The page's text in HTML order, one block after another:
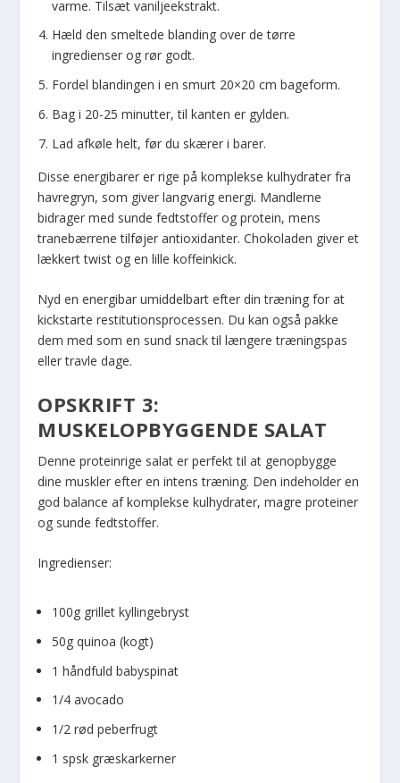
varme. Tilsæt vaniljeekstrakt.
Hæld den smeltede blanding over de tørre
ingredienser og rør godt.
Fordel blandingen i en smurt 20×20 cm bageform.
Bag i 20-25 minutter, til kanten er gylden.
Lad afkøle helt, før du skærer i barer.
Disse energibarer er rige på komplekse kulhydrater fra
havregryn, som giver langvarig energi. Mandlerne
bidrager med sunde fedtstoffer og protein, mens
tranebærrene tilføjer antioxidanter. Chokoladen giver et
lækkert twist og en lille koffeinkick.
Nyd en energibar umiddelbart efter din træning for at
kickstarte restitutionsprocessen. Du kan også pakke
dem med som en sund snack til længere træningspas
eller travle dage.
OPSKRIFT 3:
MUSKELOPBYGGENDE SALAT
Denne proteinrige salat er perfekt til at genopbygge
dine muskler efter en intens træning. Den indeholder en
god balance af komplekse kulhydrater, magre proteiner
og sunde fedtstoffer.
Ingredienser:
100g grillet kyllingebryst
50g quinoa (kogt)
1 håndfuld babyspinat
1/4 avocado
1/2 rød peberfrugt
1 spsk græskarkerner